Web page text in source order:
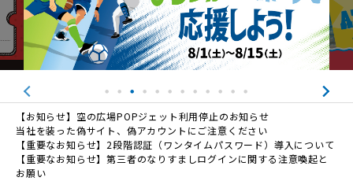
【お知らせ】空の広場POPジェット利用停止のお知らせ
当社を装った偽サイト、偽アカウントにご注意ください
【重要なお知らせ】2段階認証（ワンタイムパスワード）導入について
【重要なお知らせ】第三者のなりすましログインに関する注意喚起と
お願い